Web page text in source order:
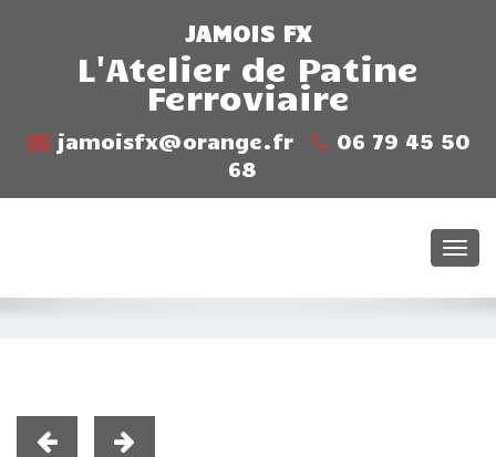
JAMOIS FX
L'Atelier de Patine
Ferroviaire
jamoisfx@orange.fr
06 79 45 50
68